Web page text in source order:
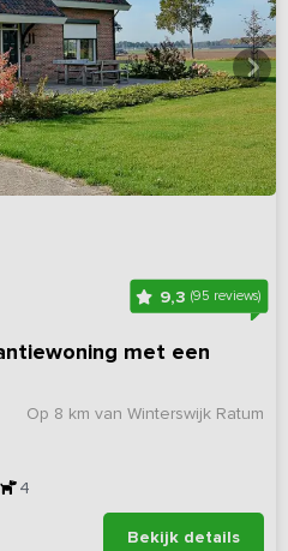
9,3 (95 reviews)
met een
Op 8 km van Winterswijk Ratum
4
Bekijk details